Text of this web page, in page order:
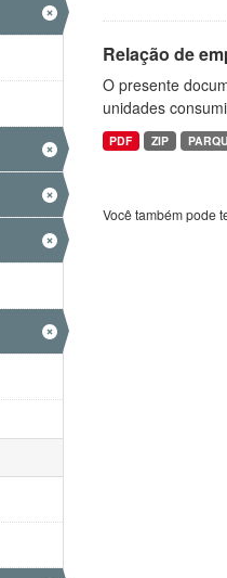
Relação de
O presente
unidades
PDF ZIP
Você também pode